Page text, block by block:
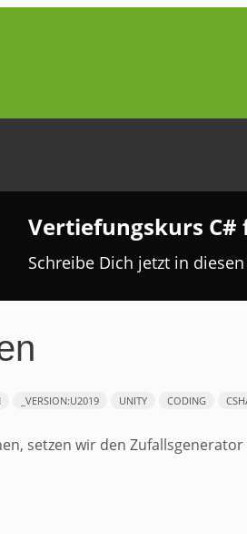
Vertiefungskurs
Schreibe Dich jetzt in
_VERSION:U2019 UNITY CODING
setzen wir den